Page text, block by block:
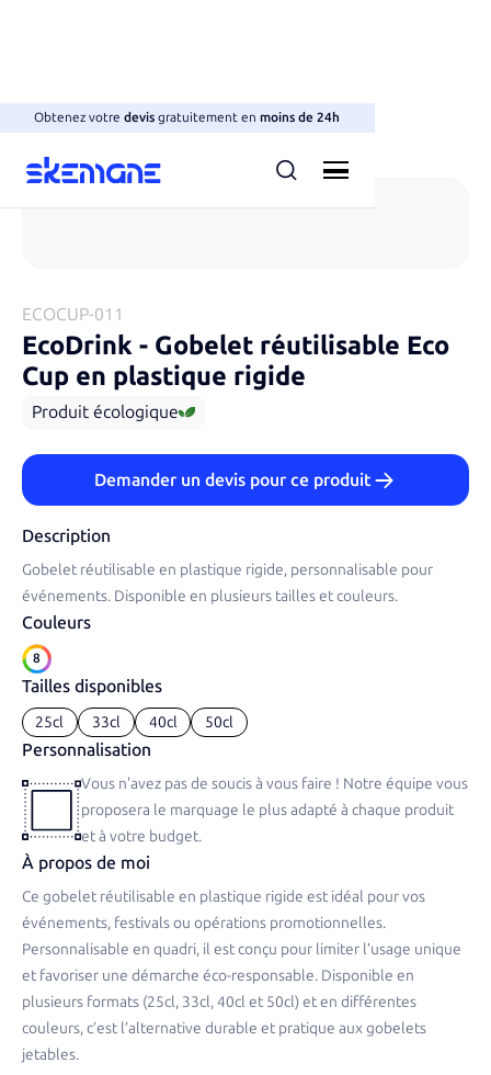
Obtenez votre devisgratuitement enmoins de 24h
ECOCUP-011
EcoDrink- Gobelet réutilisable Eco
Cup en plastique rigide
Produit écologique
Demander un devis pour ce produit
Description
Gobelet réutilisable en plastique rigide, personnalisable pour
événements. Disponible en plusieurs tailles et couleurs.
Couleurs
8
Tailles disponibles
25cl 33cl 40cl 50cl
Personnalisation
Vous n'avez pas de soucis à vous faire ! Notre équipe vous
proposera le marquage le plus adapté à chaque produit
et à votre budget.
À propos de moi
Ce gobelet réutilisable en plastique rigide est idéal pour vos
événements, festivals ou opérations promotionnelles.
Personnalisable en quadri, il est conçu pour limiter l’usage unique
et favoriser une démarche éco-responsable. Disponible en
plusieurs formats (25cl, 33cl, 40cl et 50cl) et en différentes
couleurs, c’est l’alternative durable et pratique aux gobelets
jetables.